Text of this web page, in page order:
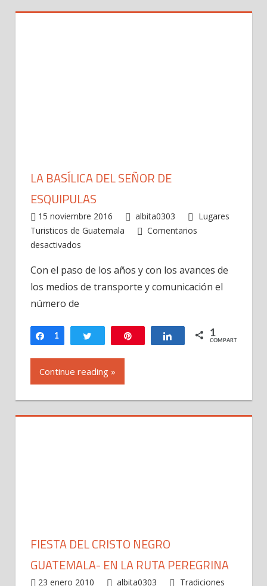
LA BASÍLICA DEL SEÑOR DE
ESQUIPULAS
15 noviembre 2016 albita0303
Lugares
Turisticos de Guatemala
Comentarios
desactivados
Basílica
del
Esquipulas
Con el paso de los años y con los avances de
los medios de transporte y comunicación el
número de
Compartir
1 Twittear Compartir
1
COMPARTIR
Continue reading »
FIESTA DEL CRISTO NEGRO
GUATEMALA- EN LA RUTA PEREGRINA
23 enero 2010 albita0303 Tradiciones